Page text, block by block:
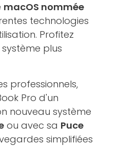
macOS nommée
technologies
Profitez
plus
professionnels,
Pro d'un
nouveau système
ou avec sa Puce
simplifiées